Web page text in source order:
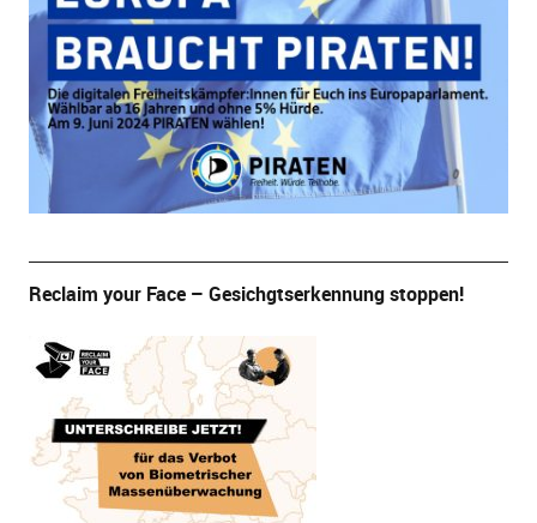
Reclaim your Face – Gesichgtserkennung stoppen!